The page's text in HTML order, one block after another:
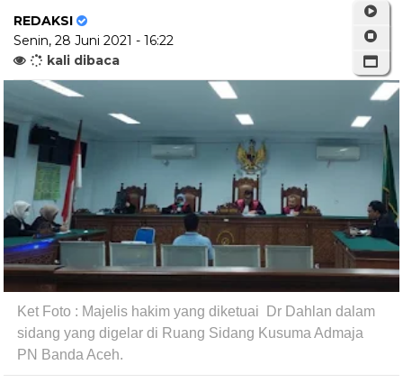
REDAKSI
Senin, 28 Juni 2021 - 16:22
kali dibaca
Ket Foto : Majelis hakim yang diketuai  Dr Dahlan dalam
sidang yang digelar di Ruang Sidang Kusuma Admaja
PN Banda Aceh.